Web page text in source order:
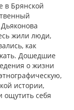
в Брянской
жили люди,
как
Дошедшие
о жизни
истории,
ощутить себя